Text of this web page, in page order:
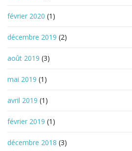
février 2020 (1)
décembre 2019 (2)
août 2019 (3)
mai 2019 (1)
avril 2019 (1)
février 2019 (1)
décembre 2018 (3)